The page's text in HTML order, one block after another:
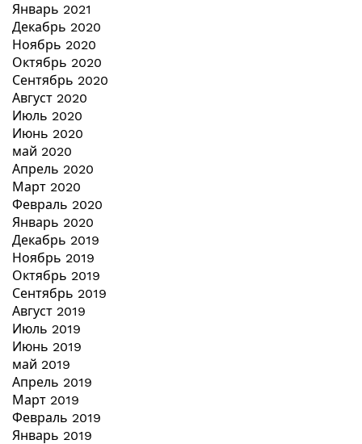
Январь 2021
Декабрь 2020
Ноябрь 2020
Октябрь 2020
Сентябрь 2020
Август 2020
Июль 2020
Июнь 2020
май 2020
Апрель 2020
Март 2020
Февраль 2020
Январь 2020
Декабрь 2019
Ноябрь 2019
Октябрь 2019
Сентябрь 2019
Август 2019
Июль 2019
Июнь 2019
май 2019
Апрель 2019
Март 2019
Февраль 2019
Январь 2019